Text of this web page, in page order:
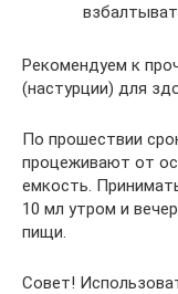
Рекомендуем к
(настурции) для
По прошествии
процеживают от
емкость.
10 мл утром и
пищи.
Совет!